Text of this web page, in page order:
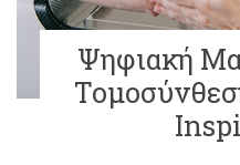
Ψηφιακή